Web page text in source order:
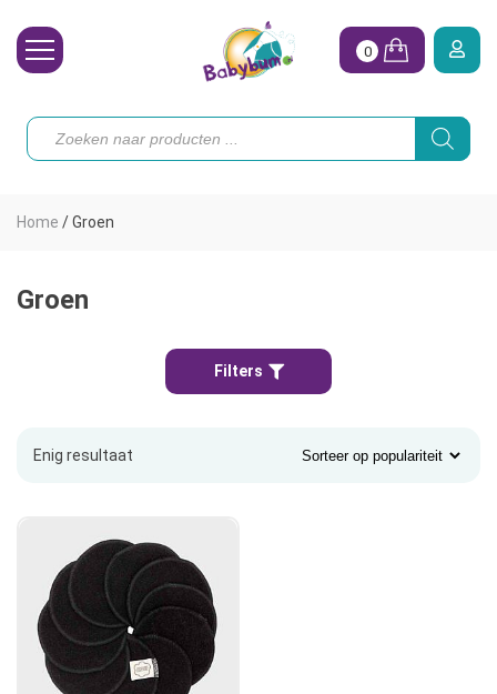
Toebehoren
Koopjes
0
Producten
zoeken
Home /Groen
Groen
Filters
Enig resultaat